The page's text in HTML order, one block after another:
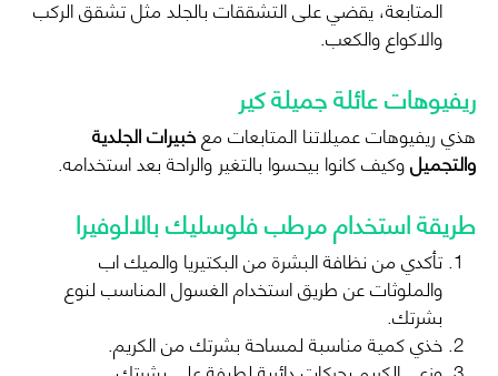
المتابعة، يقضي على التشققات بالجلد مثل تشقق الركب
والاكواع والكعب.
ريفيوهات عائلة جميلة كير
هذي ريفيوهات عميلاتنا المتابعات معخبيرات الجلدية
والتجميلوكيف كانوا بيحسوا بالتغير والراحة بعد استخدامه.
طريقة استخدام مرطب فلوسليك بالالوفيرا
تأكدي من نظافة البشرة من البكتيريا والميك اب
والملوثات عن طريق استخدام الغسول المناسب لنوع
بشرتك.
خذي كمية مناسبة لمساحة بشرتك من الكريم.